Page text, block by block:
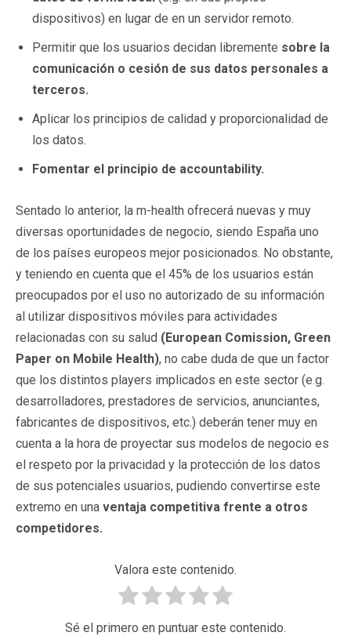
dispositivos) en lugar de en un servidor remoto.
Permitir que los usuarios decidan libremente sobre la
comunicación o cesión de sus datos personales a
terceros.
Aplicar los principios de calidad y proporcionalidad de
los datos.
Fomentar el principio de accountability.
Sentado lo anterior, la m-health ofrecerá nuevas y muy
diversas oportunidades de negocio, siendo España uno
de los países europeos mejor posicionados. No obstante,
y teniendo en cuenta que el 45% de los usuarios están
preocupados por el uso no autorizado de su información
al utilizar dispositivos móviles para actividades
relacionadas con su salud (European Comission, Green
Paper on Mobile Health), no cabe duda de que un factor
que los distintos players implicados en este sector (e.g.
desarrolladores, prestadores de servicios, anunciantes,
fabricantes de dispositivos, etc.) deberán tener muy en
cuenta a la hora de proyectar sus modelos de negocio es
el respeto por la privacidad y la protección de los datos
de sus potenciales usuarios, pudiendo convertirse este
extremo en una ventaja competitiva frente a otros
competidores.
Valora este contenido.
Sé el primero en puntuar este contenido.